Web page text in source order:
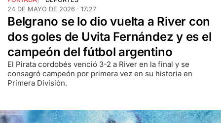
24 DE MAYO DE 2026 · 17:27
Belgrano se lo dio vuelta a River con
dos goles de Uvita Fernández y es el
campeón del fútbol argentino
El Pirata cordobés venció 3-2 a River en la final y se
consagró campeón por primera vez en su historia en
Primera División.